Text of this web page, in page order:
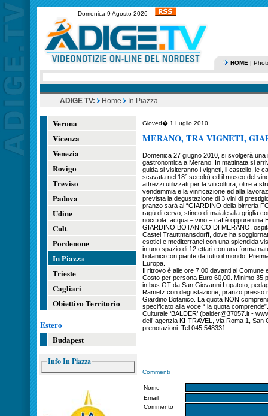
Domenica 9 Agosto 2026
HOME |
ADIGE TV: Home In Piazza
Verona
Vicenza
Venezia
Rovigo
Treviso
Padova
Udine
Cult
Pordenone
In Piazza
Trieste
Cagliari
Obiettivo Territorio
Estero
Budapest
Info In Piazza
Gioved� 1 Luglio 2010
MERANO, TRA VIGNETI,
Domenica 27 giugno 2010, si svolgerà
gastronomica a Merano. In mattinata si
guida si visiteranno i vigneti, il castello, le
scavata nel 18° secolo) ed il museo del
attrezzi utilizzati per la viticoltura, oltre a
vendemmia e la vinificazione ed alla
prevista la degustazione di 3 vini di
pranzo sarà al “GIARDINO della birreria
ragù di cervo, stinco di maiale alla griglia
nocciola, acqua – vino – caffè oppure una
GIARDINO BOTANICO DI MERANO,
Castel Trauttmansdorff, dove ha
esotici e mediterranei con una splendida
in uno spazio di 12 ettari con una forma
botanici con piante da tutto il mondo.
Europa.
Il ritrovo è alle ore 7,00 davanti al
Costo per persona Euro 60,00. Minimo 35
in bus GT da San Giovanni Lupatoto,
Rametz con degustazione, pranzo presso
Giardino Botanico. La quota NON
specificato alla voce “ la quota
Culturale ‘BALDER’ (balder@37057.it -
dell’ agenzia KI-TRAVEL, via Roma 1,
prenotazioni: Tel 045 548331.
Commenti
Nome
Email
Commento